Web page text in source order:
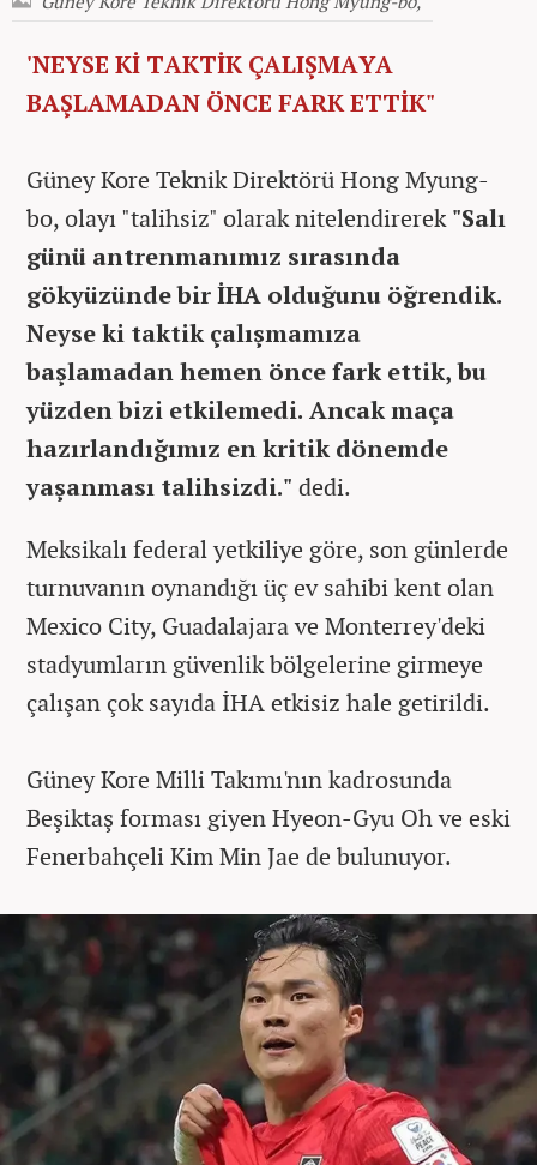
'NEYSE Kİ TAKTİK ÇALIŞMAYA
BAŞLAMADAN ÖNCE FARK ETTİK"
Güney Kore Teknik Direktörü Hong Myung-
bo, olayı "talihsiz" olarak nitelendirerek"Salı
günü antrenmanımız sırasında
gökyüzünde bir İHA olduğunu öğrendik.
Neyse ki taktik çalışmamıza
başlamadan hemen önce fark ettik, bu
yüzden bizi etkilemedi. Ancak maça
hazırlandığımız en kritik dönemde
yaşanması talihsizdi." dedi.
Meksikalı federal yetkiliye göre, son günlerde
turnuvanın oynandığı üç ev sahibi kent olan
Mexico City​​​​​​​, Guadalajara ve Monterrey'deki
stadyumların güvenlik bölgelerine girmeye
çalışan çok sayıda İHA etkisiz hale getirildi.
Güney Kore Milli Takımı'nın kadrosunda
Beşiktaş forması giyen Hyeon-Gyu Oh ve eski
Fenerbahçeli Kim Min Jae de bulunuyor.